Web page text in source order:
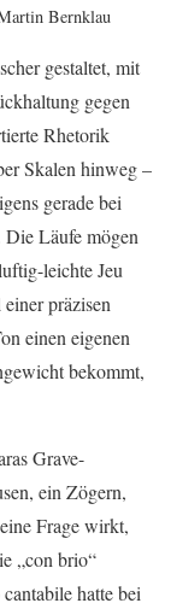
Bernklau
gestaltet, mit
gegen
Rhetorik
Skalen hinweg –
gerade bei
Läufe mögen
leichte Jeu
präzisen
einen eigenen
bekommt,
Grave-
ein Zögern,
Frage wirkt,
„con brio“
hatte bei